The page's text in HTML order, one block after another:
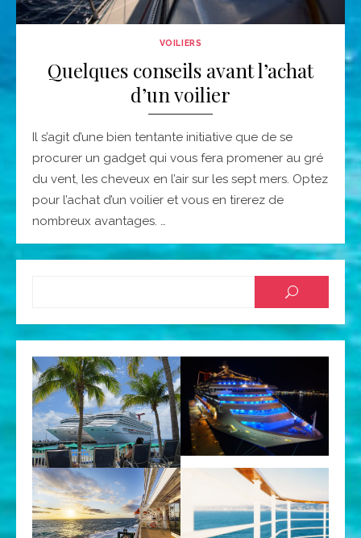
VOILIERS
Quelques conseils avant l’achat
d’un voilier
Il s’agit d’une bien tentante initiative que de se
procurer un gadget qui vous fera promener au gré
du vent, les cheveux en l’air sur les sept mers. Optez
pour l’achat d’un voilier et vous en tirerez de
nombreux avantages. …
SEARCH